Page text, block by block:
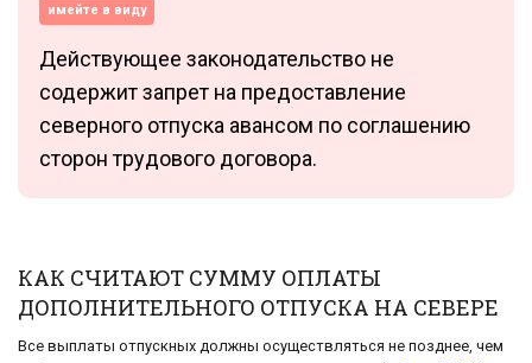
имейте в виду
Действующее законодательство не
содержит запрет на предоставление
северного отпуска авансом по соглашению
сторон трудового договора.
КАК СЧИТАЮТ СУММУ ОПЛАТЫ
ДОПОЛНИТЕЛЬНОГО ОТПУСКА НА СЕВЕРЕ
Все выплаты отпускных должны осуществляться не позднее, чем